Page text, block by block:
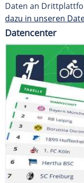
Daten an
dazu in unseren
Datencenter